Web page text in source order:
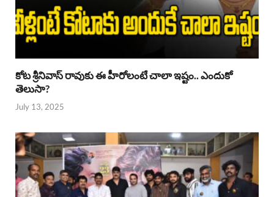
కోట శ్రీనివాస్ రావుకు ఈ హీరోలంటే చాలా ఇష్టం.. ఎందుకో
తెలుసా?
July 13, 2025